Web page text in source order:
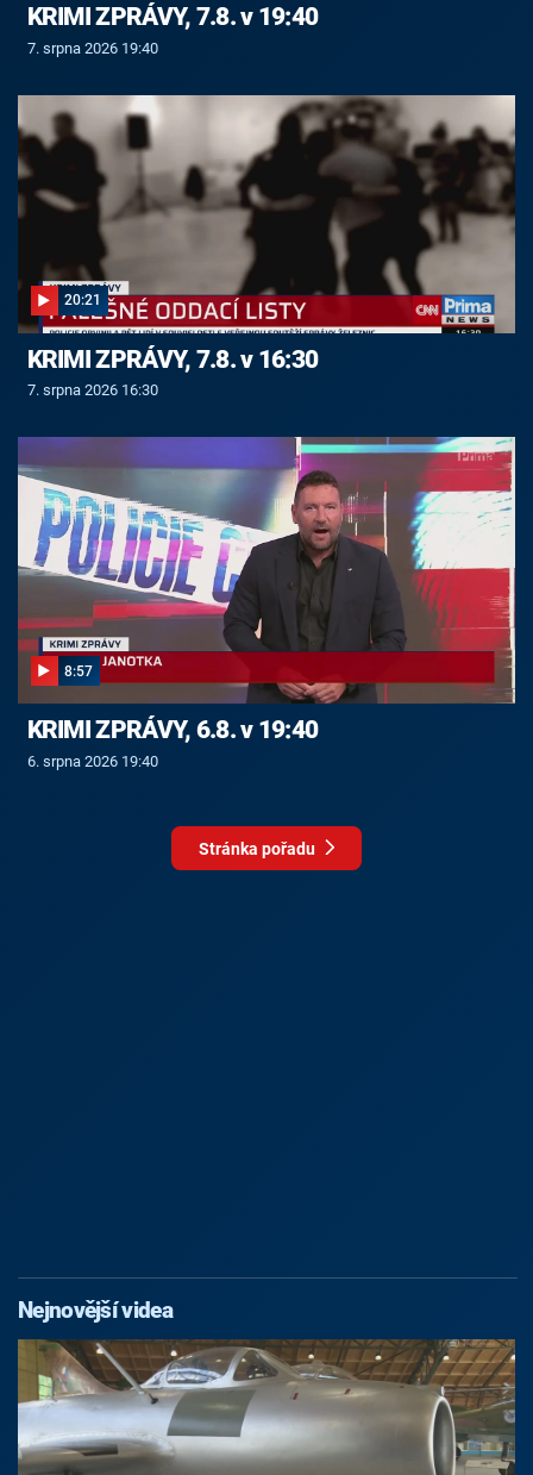
KRIMI ZPRÁVY, 7.8. v 19:40
7. srpna 2026 19:40
20:21
KRIMI ZPRÁVY, 7.8. v 16:30
7. srpna 2026 16:30
8:57
KRIMI ZPRÁVY, 6.8. v 19:40
6. srpna 2026 19:40
Stránka pořadu
Nejnovější videa